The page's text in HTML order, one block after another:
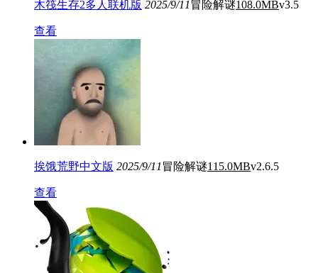
木筏生存2多人联机版 2025/9/11 冒险解谜108.0MBv3.5
查看
挨饿荒野中文版 2025/9/11 冒险解谜115.0MBv2.6.5
查看